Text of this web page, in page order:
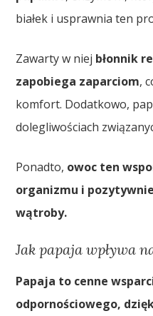
białek i usprawnia ten
Zawarty w niej błonnik
zapobiega zaparciom,
komfort. Dodatkowo,
dolegliwościach
Ponadto, owoc ten
organizmu i
wątroby.
Jak papaja wpływa
Papaja to cenne
odpornościowego,